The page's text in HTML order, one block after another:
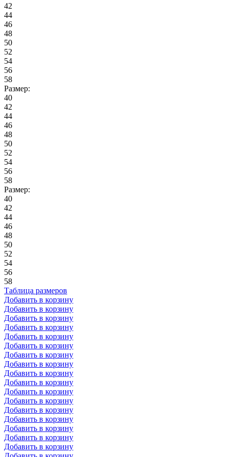
42
44
46
48
50
52
54
56
58
Размер:
40
42
44
46
48
50
52
54
56
58
Размер:
40
42
44
46
48
50
52
54
56
58
Таблица размеров
Добавить в корзину
Добавить в корзину
Добавить в корзину
Добавить в корзину
Добавить в корзину
Добавить в корзину
Добавить в корзину
Добавить в корзину
Добавить в корзину
Добавить в корзину
Добавить в корзину
Добавить в корзину
Добавить в корзину
Добавить в корзину
Добавить в корзину
Добавить в корзину
Добавить в корзину